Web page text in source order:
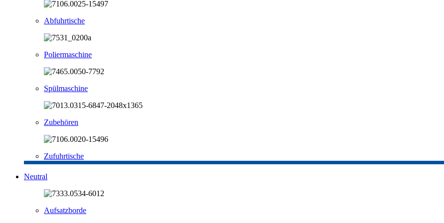
Abfuhrtische
Poliermaschine
Spülmaschine
Zubehören
Zufuhrtische
Neutral
Aufsatzborde